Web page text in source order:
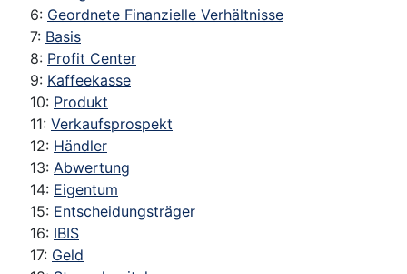
6: Geordnete Finanzielle Verhältnisse
7: Basis
8: Profit Center
9: Kaffeekasse
10: Produkt
11: Verkaufsprospekt
12: Händler
13: Abwertung
14: Eigentum
15: Entscheidungsträger
16: IBIS
17: Geld